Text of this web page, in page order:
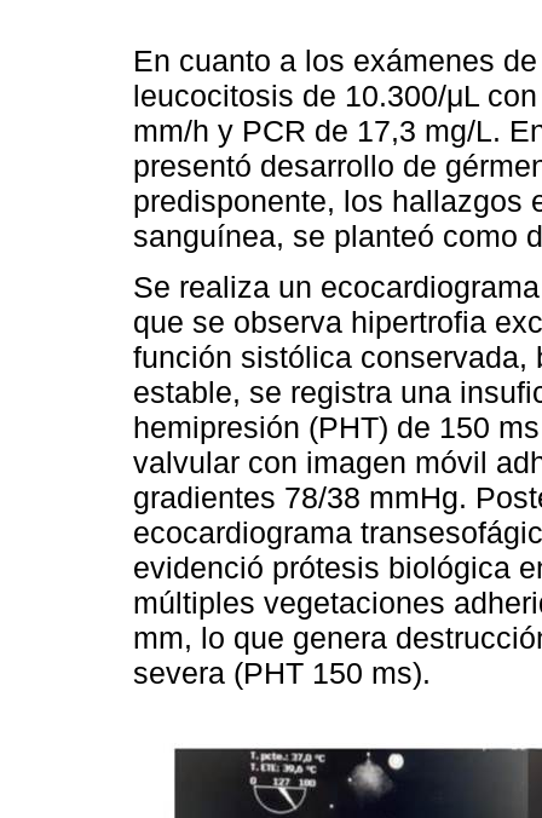
En cuanto a los exámenes
leucocitosis de 10.300/μL
mm/h y PCR de 17,3 mg/L.
presentó desarrollo de
predisponente, los hallazgos
sanguínea, se planteó como
Se realiza un
que se observa hipertrofia
función sistólica
estable, se registra una
hemipresión (PHT) de 150
valvular con imagen móvil
gradientes 78/38 mmHg.
ecocardiograma
evidenció prótesis biológica
múltiples vegetaciones
mm, lo que genera
severa (PHT 150 ms).